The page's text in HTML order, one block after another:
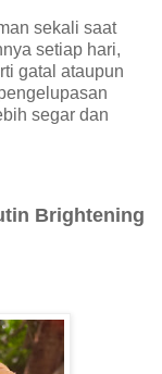
sekali saat
setiap hari,
gatal ataupun
segar dan
Brightening